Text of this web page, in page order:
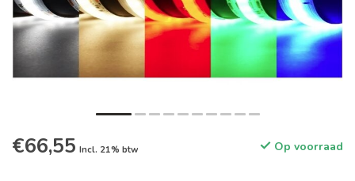
€66,55 Incl. 21% btw Op voorraad